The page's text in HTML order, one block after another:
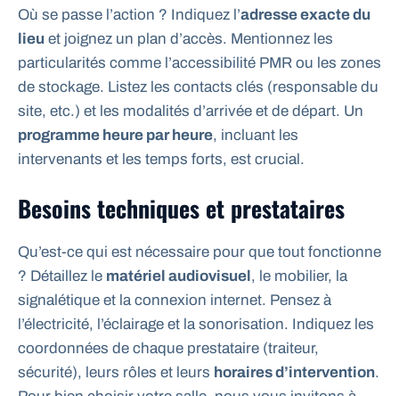
Où se passe l’action ? Indiquez l’adresse exacte du
lieu et joignez un plan d’accès. Mentionnez les
particularités comme l’accessibilité PMR ou les zones
de stockage. Listez les contacts clés (responsable du
site, etc.) et les modalités d’arrivée et de départ. Un
programme heure par heure, incluant les
intervenants et les temps forts, est crucial.
Besoins techniques et prestataires
Qu’est-ce qui est nécessaire pour que tout fonctionne
? Détaillez le matériel audiovisuel, le mobilier, la
signalétique et la connexion internet. Pensez à
l’électricité, l’éclairage et la sonorisation. Indiquez les
coordonnées de chaque prestataire (traiteur,
sécurité), leurs rôles et leurs horaires d’intervention.